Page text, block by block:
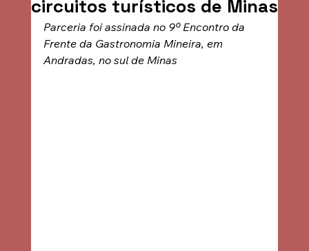
circuitos turísticos de Minas
Parceria foi assinada no 9º Encontro da
Frente da Gastronomia Mineira, em
Andradas, no sul de Minas